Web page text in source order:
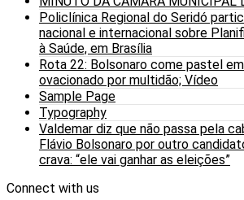
Policlínica Regional do Seridó
nacional e internacional sobre
à Saúde, em Brasília
Rota 22: Bolsonaro come pastel
ovacionado por multidão; Vídeo
Sample Page
Typography
Valdemar diz que não passa pela
Flávio Bolsonaro por outro
crava: “ele vai ganhar as eleições”
Connect with us